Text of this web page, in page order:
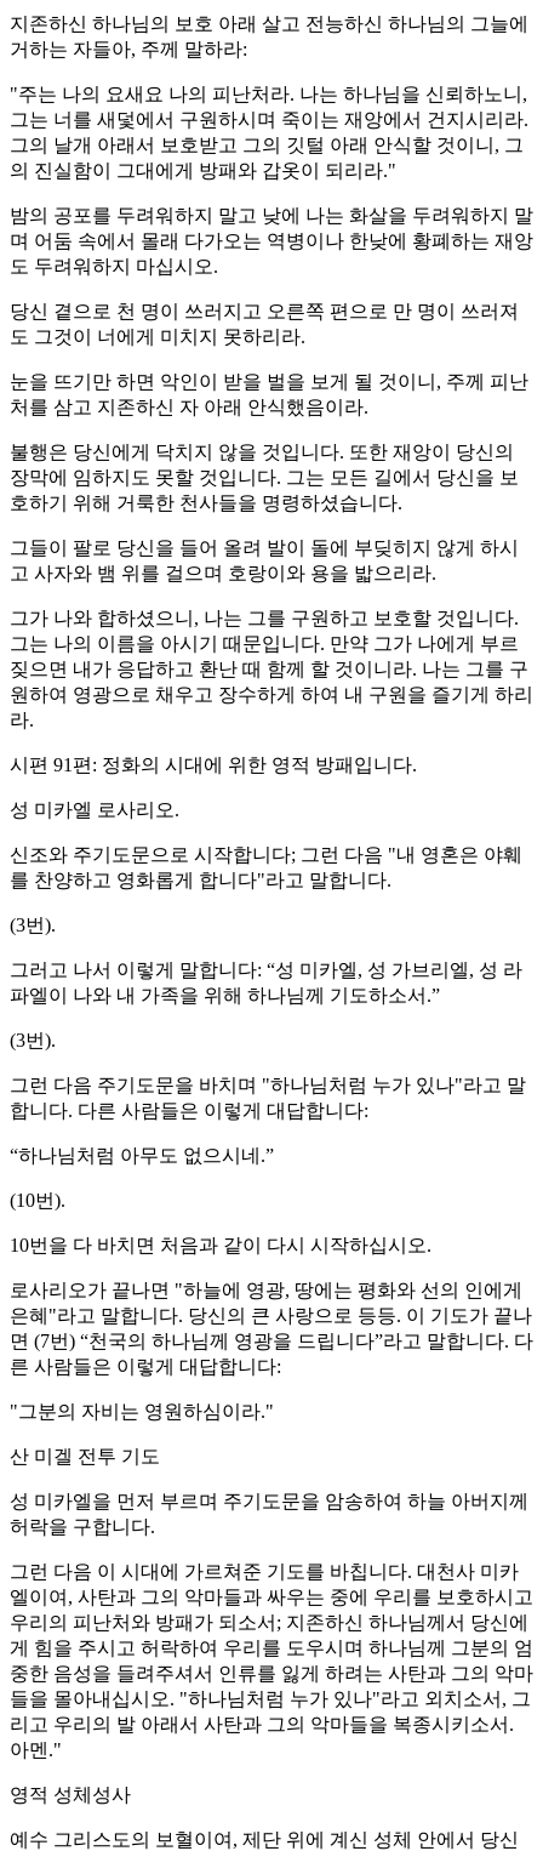
지존하신 하나님의 보호 아래 살고 전능하신 하나님의 그늘에
거하는 자들아, 주께 말하라:
"주는 나의 요새요 나의 피난처라. 나는 하나님을 신뢰하노니,
그는 너를 새덫에서 구원하시며 죽이는 재앙에서 건지시리라.
그의 날개 아래서 보호받고 그의 깃털 아래 안식할 것이니, 그
의 진실함이 그대에게 방패와 갑옷이 되리라."
밤의 공포를 두려워하지 말고 낮에 나는 화살을 두려워하지 말
며 어둠 속에서 몰래 다가오는 역병이나 한낮에 황폐하는 재앙
도 두려워하지 마십시오.
당신 곁으로 천 명이 쓰러지고 오른쪽 편으로 만 명이 쓰러져
도 그것이 너에게 미치지 못하리라.
눈을 뜨기만 하면 악인이 받을 벌을 보게 될 것이니, 주께 피난
처를 삼고 지존하신 자 아래 안식했음이라.
불행은 당신에게 닥치지 않을 것입니다. 또한 재앙이 당신의
장막에 임하지도 못할 것입니다. 그는 모든 길에서 당신을 보
호하기 위해 거룩한 천사들을 명령하셨습니다.
그들이 팔로 당신을 들어 올려 발이 돌에 부딪히지 않게 하시
고 사자와 뱀 위를 걸으며 호랑이와 용을 밟으리라.
그가 나와 합하셨으니, 나는 그를 구원하고 보호할 것입니다.
그는 나의 이름을 아시기 때문입니다. 만약 그가 나에게 부르
짖으면 내가 응답하고 환난 때 함께 할 것이니라. 나는 그를 구
원하여 영광으로 채우고 장수하게 하여 내 구원을 즐기게 하리
라.
시편 91편: 정화의 시대에 위한 영적 방패입니다.
성 미카엘 로사리오.
신조와 주기도문으로 시작합니다; 그런 다음 "내 영혼은 야훼
를 찬양하고 영화롭게 합니다"라고 말합니다.
(3번).
그러고 나서 이렇게 말합니다: “성 미카엘, 성 가브리엘, 성 라
파엘이 나와 내 가족을 위해 하나님께 기도하소서.”
(3번).
그런 다음 주기도문을 바치며 "하나님처럼 누가 있나"라고 말
합니다. 다른 사람들은 이렇게 대답합니다:
“하나님처럼 아무도 없으시네.”
(10번).
10번을 다 바치면 처음과 같이 다시 시작하십시오.
로사리오가 끝나면 "하늘에 영광, 땅에는 평화와 선의 인에게
은혜"라고 말합니다. 당신의 큰 사랑으로 등등. 이 기도가 끝나
면 (7번) “천국의 하나님께 영광을 드립니다”라고 말합니다. 다
른 사람들은 이렇게 대답합니다:
"그분의 자비는 영원하심이라."
산 미겔 전투 기도
성 미카엘을 먼저 부르며 주기도문을 암송하여 하늘 아버지께
허락을 구합니다.
그런 다음 이 시대에 가르쳐준 기도를 바칩니다. 대천사 미카
엘이여, 사탄과 그의 악마들과 싸우는 중에 우리를 보호하시고
우리의 피난처와 방패가 되소서; 지존하신 하나님께서 당신에
게 힘을 주시고 허락하여 우리를 도우시며 하나님께 그분의 엄
중한 음성을 들려주셔서 인류를 잃게 하려는 사탄과 그의 악마
들을 몰아내십시오. "하나님처럼 누가 있나"라고 외치소서, 그
리고 우리의 발 아래서 사탄과 그의 악마들을 복종시키소서.
아멘."
영적 성체성사
예수 그리스도의 보혈이여, 제단 위에 계신 성체 안에서 당신